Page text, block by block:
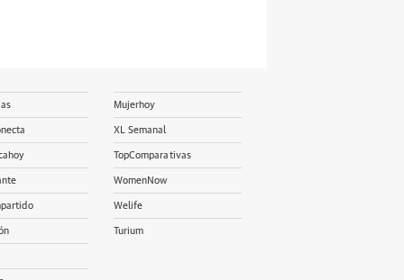
Mujerhoy
XL Semanal
TopComparativas
WomenNow
Welife
Turium